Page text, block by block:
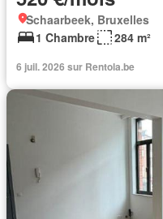
Schaarbeek, Bruxelles
1 Chambre
284 m²
6 juil. 2026 sur Rentola.be